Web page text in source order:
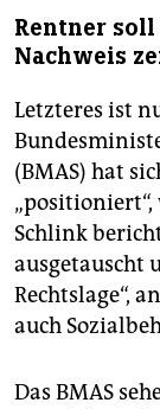
Rentner
Nachweis
Letzteres ist
(BMAS) hat
Schlink
ausgetauscht
Rechtslage“,
auch
Das BMAS